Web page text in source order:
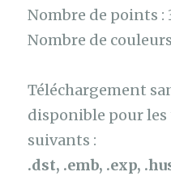
Nombre de points :
Nombre de
Téléchargement
disponible pour
suivants :
.dst, .emb, .exp,